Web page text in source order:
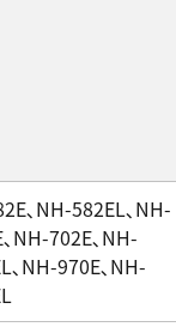
､NH-582EL､NH-
NH-702E､NH-
､NH-970E､NH-